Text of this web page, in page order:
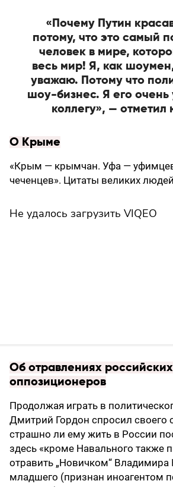
«Почему Путин
потому, что это самый
человек в мире,
весь мир! Я, как
уважаю. Потому что
шоу-бизнес. Я его
коллегу», —
О Крыме
«Крым — крымчан. Уфа —
чеченцев». Цитаты великих
Не удалось загрузить VIQEO
Об отравлениях российских
оппозиционеров
Продолжая играть в
Дмитрий Гордон спросил своего
страшно ли ему жить в России
здесь «кроме Навального также
отравить „Новичком“ Владимира
младшего (признан иноагентом